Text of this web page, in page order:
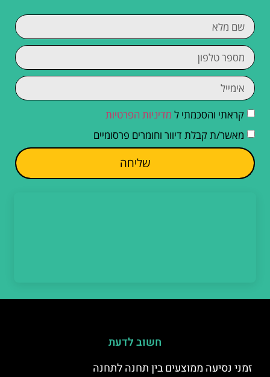
קראתי והסכמתי ל מדיניות הפרטיות
מאשר/ת קבלת דיוור וחומרים פרסומיים
שליחה
חשוב לדעת
זמני נסיעה ממוצעים בין תחנה לתחנה